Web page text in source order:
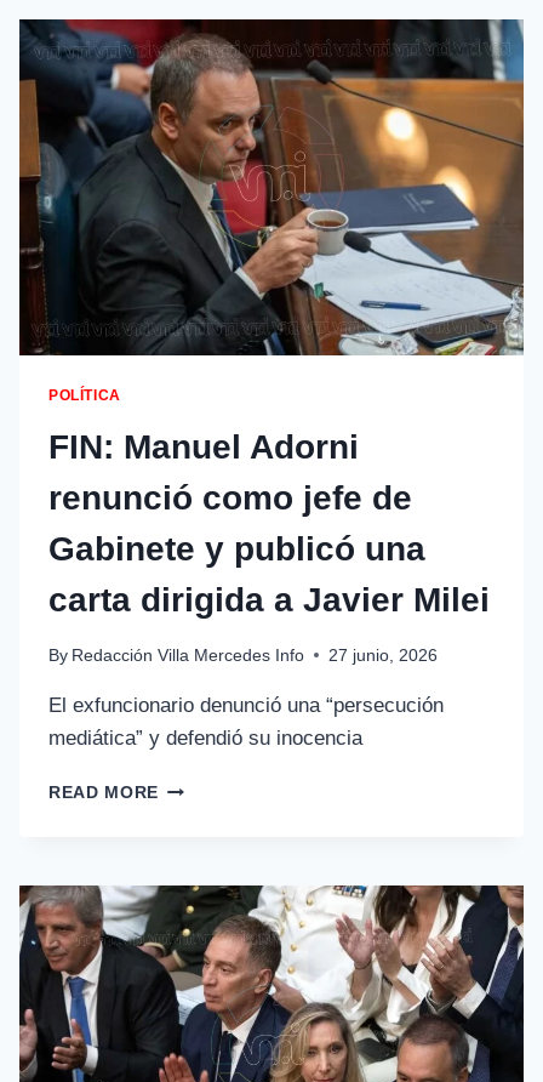
POLÍTICA
FIN: Manuel Adorni
renunció como jefe de
Gabinete y publicó una
carta dirigida a Javier Milei
By Redacción Villa Mercedes Info 27 junio, 2026
El exfuncionario denunció una “persecución
mediática” y defendió su inocencia
READ MORE